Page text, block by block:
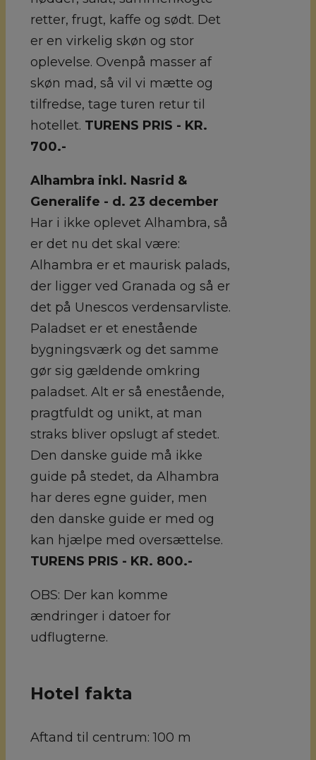
retter, frugt, kaffe og sødt. Det
er en virkelig skøn og stor
oplevelse. Ovenpå masser af
skøn mad, så vil vi mætte og
tilfredse, tage turen retur til
hotellet. TURENS PRIS - KR.
700.-
Alhambra inkl. Nasrid &
Generalife - d. 23 december
Har i ikke oplevet Alhambra, så
er det nu det skal være:
Alhambra er et maurisk palads,
der ligger ved Granada og så er
det på Unescos verdensarvliste.
Paladset er et enestående
bygningsværk og det samme
gør sig gældende omkring
paladset. Alt er så enestående,
pragtfuldt og unikt, at man
straks bliver opslugt af stedet.
Den danske guide må ikke
guide på stedet, da Alhambra
har deres egne guider, men
den danske guide er med og
kan hjælpe med oversættelse.
TURENS PRIS - KR. 800.-
OBS: Der kan komme
ændringer i datoer for
udflugterne.
Hotel fakta
Aftand til centrum: 100 m